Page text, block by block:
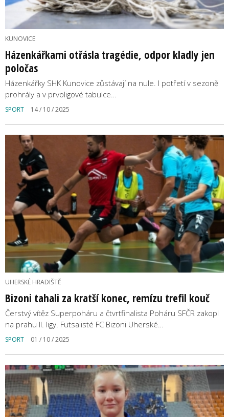
KUNOVICE
Házenkářkami otřásla tragédie, odpor kladly jen
poločas
Házenkářky SHK Kunovice zůstávají na nule. I potřetí v sezoně
prohrály a v prvoligové tabulce…
SPORT 14 / 10 / 2025
UHERSKÉ HRADIŠTĚ
Bizoni tahali za kratší konec, remízu trefil kouč
Čerstvý vítěz Superpoháru a čtvrtfinalista Poháru SFČR zakopl
na prahu II. ligy. Futsalisté FC Bizoni Uherské…
SPORT 01 / 10 / 2025